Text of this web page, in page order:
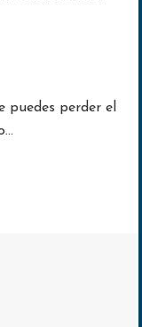
puedes perder el